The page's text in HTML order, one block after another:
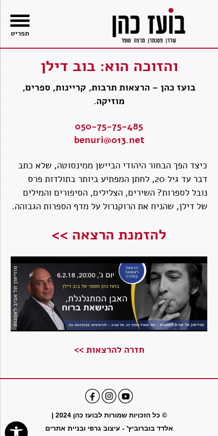
פתח סרגל
והזוכה הוא: בוב דילן
בועז כהן – הרצאות תרבות, קריינות, ספרים,
מוזיקה.
050-75-75-485
benuri@013.net
כיצד הפך הבחור היהודי הביישן ממינסוטה, שלא כתב
דבר עד גיל 20, לחתן המפתיע ביותר בתולדות פרס
נובל לספרות? השירים, הצלילים, הסיפורים והמילים
של דילן, שהניח את הרוקנרול על מדף הספרות הגבוהה.
להזמנת הרצאה >>
חזרה להרצאות >>
© כל הזכויות שמורות לבועז כהן 2024 |
אלדד בוברוביץ' - עיצוב גרפי ובניית אתרים
תפריט